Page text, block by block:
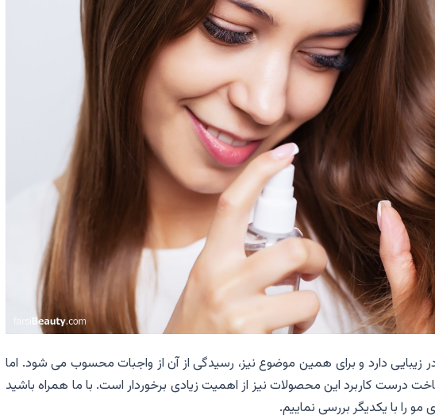
زیبایی دارد و برای همین موضوع نیز، رسیدگی از آن از واجبات محسوب می شود. اما
درست کاربرد این محصولات نیز از اهمیت زیادی برخوردار است. با ما همراه باشید
را با یکدیگر بررسی نماییم.